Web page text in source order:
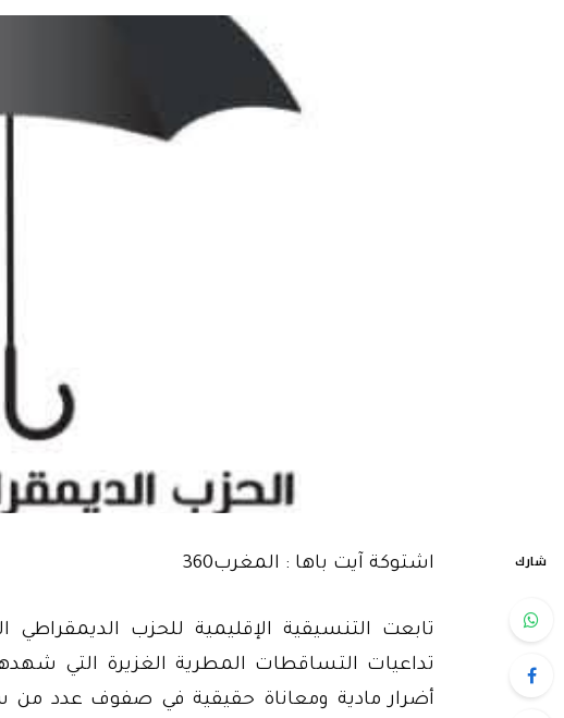
شارك اشتوكة آيت باها : المغرب360
تابعت التنسيقية الإقليمية للحزب الديمقراطي
تداعيات التساقطات المطرية الغزيرة التي
أضرار مادية ومعاناة حقيقية في صفوف عدد من